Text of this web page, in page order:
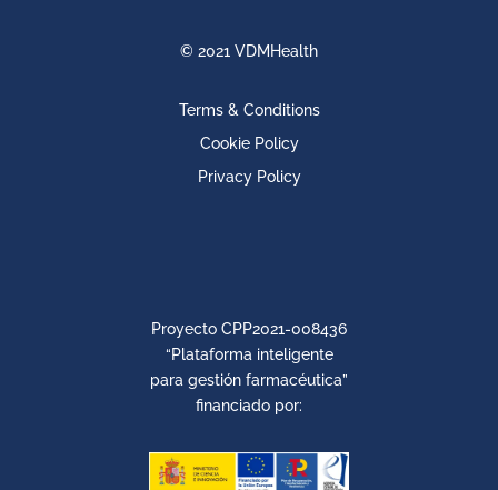
© 2021 VDMHealth
Terms & Conditions
Cookie Policy
Privacy Policy
Proyecto CPP2021-008436
“Plataforma inteligente
para gestión farmacéutica”
financiado por: